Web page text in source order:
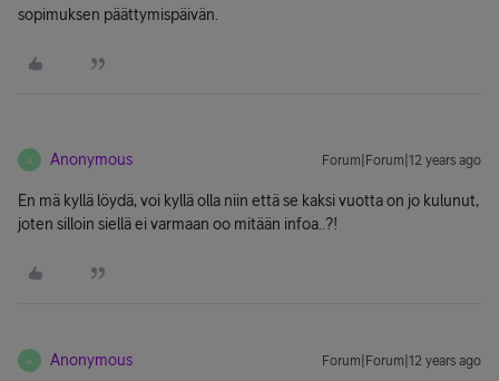
sopimuksen päättymispäivän.
A Anonymous Forum|Forum|12 years ago
En mä kyllä löydä, voi kyllä olla niin että se kaksi vuotta on jo kulunut,
joten silloin siellä ei varmaan oo mitään infoa..?!
A Anonymous Forum|Forum|12 years ago